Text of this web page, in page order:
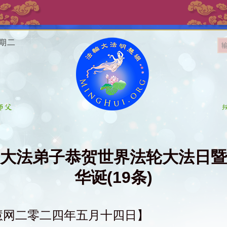
二
法弟子恭贺世界法轮大法日
华诞(19条)
二零二四年五月十四日】